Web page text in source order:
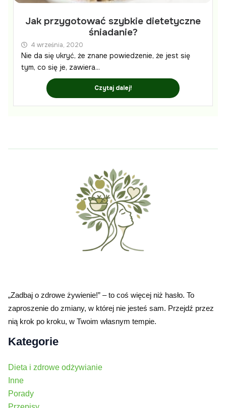
Jak przygotować szybkie dietetyczne
śniadanie?
4 września, 2020
Nie da się ukryć, że znane powiedzenie, że jest się
tym, co się je, zawiera...
Czytaj dalej!
„Zadbaj o zdrowe żywienie!” – to coś więcej niż hasło. To
zaproszenie do zmiany, w której nie jesteś sam. Przejdź przez
nią krok po kroku, w Twoim własnym tempie.
Kategorie
Dieta i zdrowe odżywianie
Inne
Porady